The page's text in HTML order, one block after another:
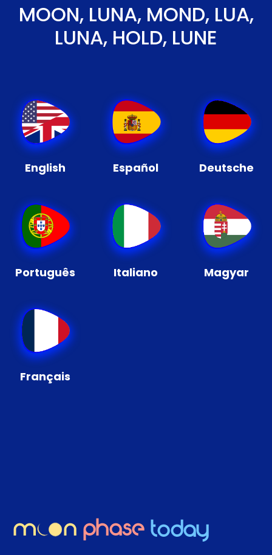
MOON, LUNA, MOND, LUA,
LUNA, HOLD, LUNE
English Español Deutsche
Português Italiano Magyar
Français